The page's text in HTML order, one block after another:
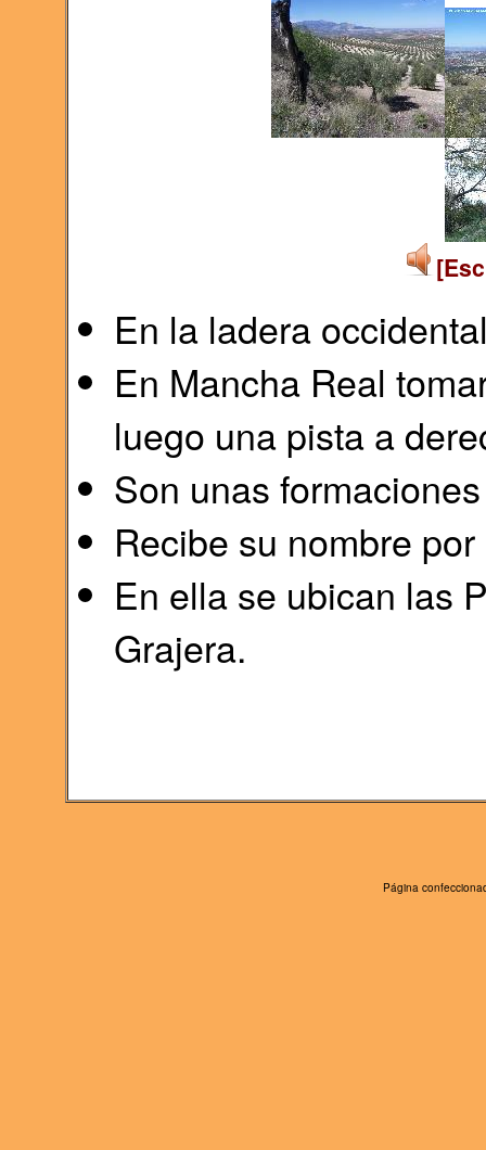
En la ladera
En Mancha Real
luego una pista a
Son unas
Recibe su nombre
En ella se ubican las
Grajera.
Página